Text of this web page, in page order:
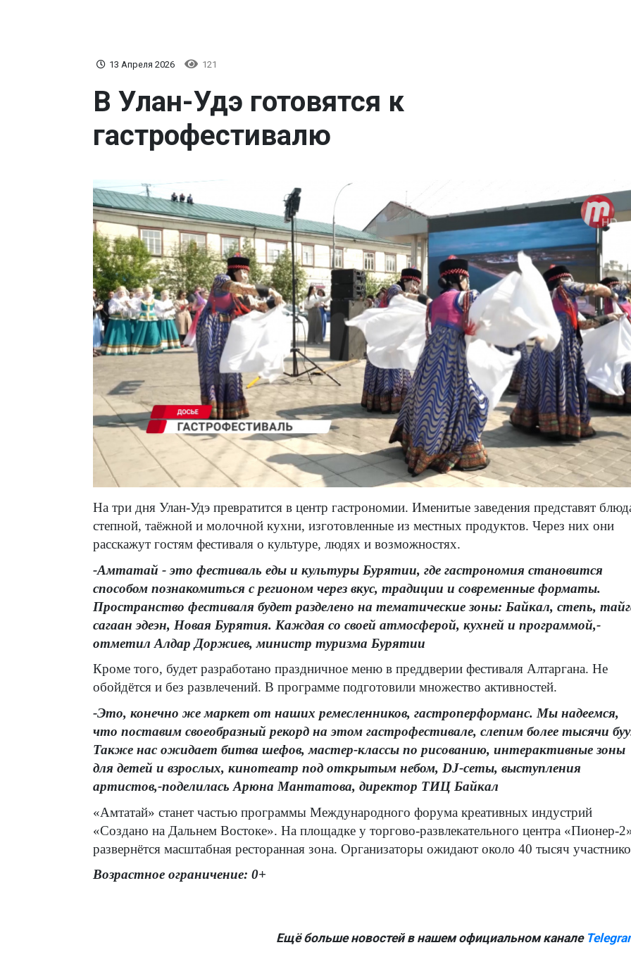
13 Апреля 2026 121
В Улан-Удэ готовятся к
гастрофестивалю
На три дня Улан-Удэ превратится в центр гастрономии. Именитые заведения представят
степной, таёжной и молочной кухни, изготовленные из местных продуктов. Через них они
расскажут гостям фестиваля о культуре, людях и возможностях.
-Амтатай - это фестиваль еды и культуры Бурятии, где гастрономия становится
способом познакомиться с регионом через вкус, традиции и современные форматы.
Пространство фестиваля будет разделено на тематические зоны: Байкал, степь,
сагаан эдеэн, Новая Бурятия. Каждая со своей атмосферой, кухней и программой,-
отметил Алдар Доржиев, министр туризма Бурятии
Кроме того, будет разработано праздничное меню в преддверии фестиваля Алтаргана. Не
обойдётся и без развлечений. В программе подготовили множество активностей.
-Это, конечно же маркет от наших ремесленников, гастроперформанс. Мы надеемся,
что поставим своеобразный рекорд на этом гастрофестивале, слепим более тысячи
Также нас ожидает битва шефов, мастер-классы по рисованию, интерактивные зоны
для детей и взрослых, кинотеатр под открытым небом, DJ-сеты, выступления
артистов,-поделилась Арюна Мантатова, директор ТИЦ Байкал
«Амтатай» станет частью программы Международного форума креативных индустрий
«Создано на Дальнем Востоке». На площадке у торгово-развлекательного центра «Пионер-
развернётся масштабная ресторанная зона. Организаторы ожидают около 40 тысяч
Возрастное ограничение: 0+
Ещё больше новостей в нашем официальном канале